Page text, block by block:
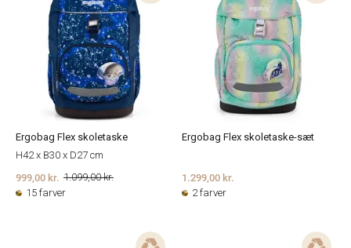
Ergobag Flex skoletaske
H42 x B30 x D27 cm
1.099,00 kr.
999,00 kr.
15 farver
Ergobag Flex skoletaske-sæt
1.299,00 kr.
2 farver